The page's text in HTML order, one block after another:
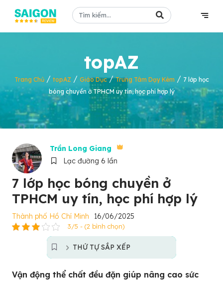
topAZ
Trang Chủ/ topAZ / Giáo Dục/Trung Tâm Dạy Kèm / 7 lớp học
bóng chuyền ở TPHCM uy tín, học phí hợp lý
Trần Long Giang
Lạc đường 6 lần
7 lớp học bóng chuyền ở
TPHCM uy tín, học phí hợp lý
Thành phố Hồ Chí Minh 16/06/2025
3/5 - (2 bình chọn)
THỨ TỰ SẮP XẾP
Vận động thể chất đều đặn giúp nâng cao sức